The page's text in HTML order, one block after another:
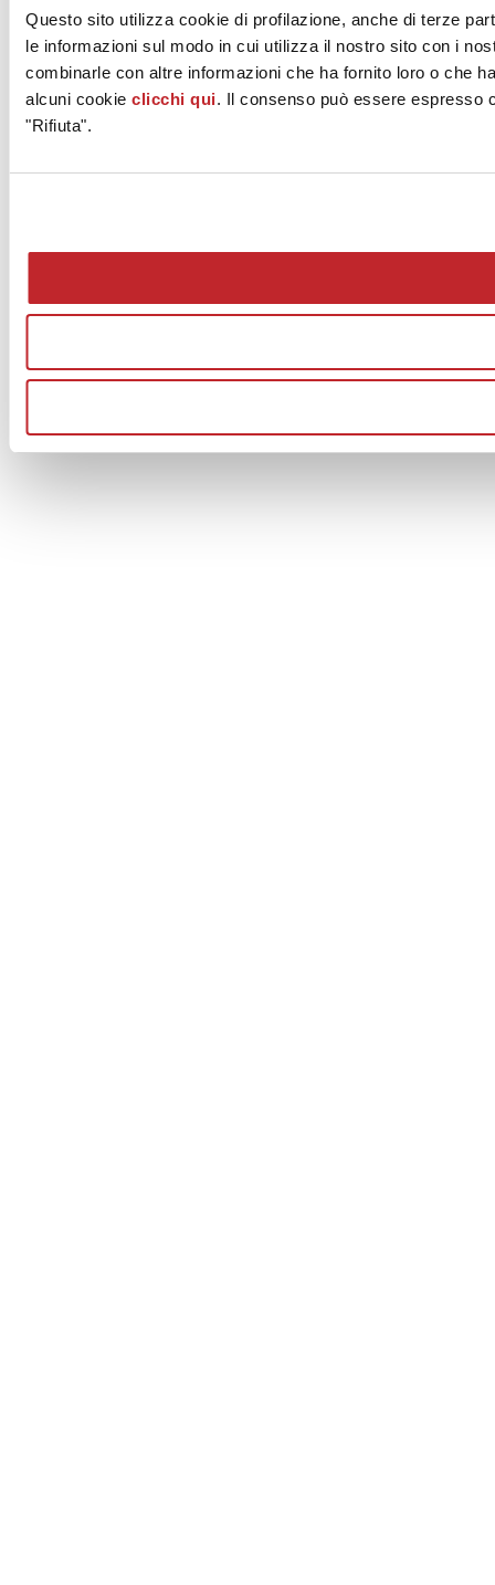
Questo sito utilizza cookie di profilazione, anche di terze
le informazioni sul modo in cui utilizza il nostro sito con i
combinarle con altre informazioni che ha fornito loro o che
alcuni cookie clicchi qui. Il consenso può essere espresso
"Rifiuta".